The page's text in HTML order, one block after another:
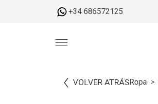
+34 686572125
VOLVER ATRÁSRopa